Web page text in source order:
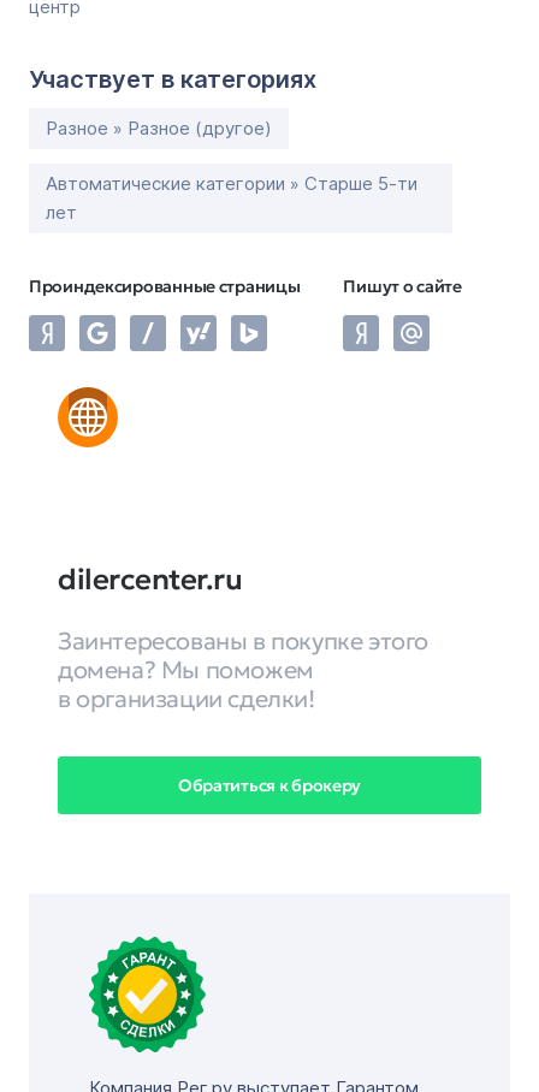
центр
Участвует в категориях
Разное » Разное (другое)
Автоматические категории » Старше 5-ти
лет
Проиндексированные страницы Пишут о сайте
dilercenter.ru
Заинтересованы в покупке этого
домена? Мы поможем
в организации сделки!
Обратиться к брокеру